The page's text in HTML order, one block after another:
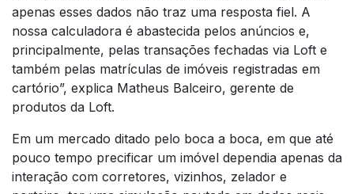
apenas esses dados não traz uma resposta fiel. A
nossa calculadora é abastecida pelos anúncios e,
principalmente, pelas transações fechadas via Loft e
também pelas matrículas de imóveis registradas em
cartório”, explica Matheus Balceiro, gerente de
produtos da Loft.
Em um mercado ditado pelo boca a boca, em que até
pouco tempo precificar um imóvel dependia apenas da
interação com corretores, vizinhos, zelador e